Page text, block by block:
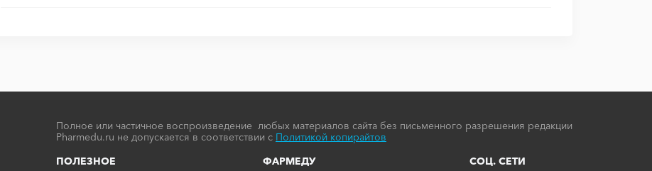
Полное или частичное воспроизведение любых материалов сайта без письменного разрешения редакции
Pharmedu.ru не допускается в соответствии с Политикой копирайтов
ПОЛЕЗНОЕ
ФАРМЕДУ СОЦ. СЕТИ